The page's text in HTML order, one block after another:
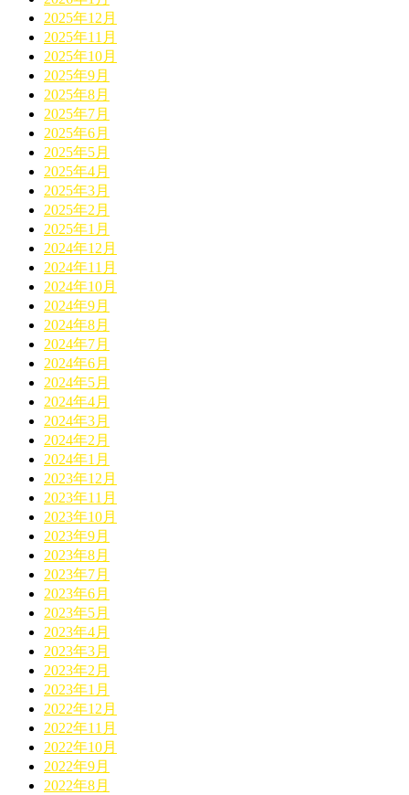
2025年12月
2025年11月
2025年10月
2025年9月
2025年8月
2025年7月
2025年6月
2025年5月
2025年4月
2025年3月
2025年2月
2025年1月
2024年12月
2024年11月
2024年10月
2024年9月
2024年8月
2024年7月
2024年6月
2024年5月
2024年4月
2024年3月
2024年2月
2024年1月
2023年12月
2023年11月
2023年10月
2023年9月
2023年8月
2023年7月
2023年6月
2023年5月
2023年4月
2023年3月
2023年2月
2023年1月
2022年12月
2022年11月
2022年10月
2022年9月
2022年8月